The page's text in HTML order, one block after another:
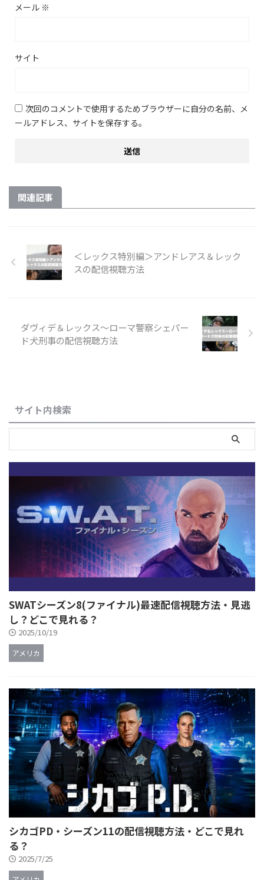
メール ※
サイト
次回のコメントで使用するためブラウザーに自分の名前、メ
ールアドレス、サイトを保存する。
関連記事
＜レックス特別編＞アンドレアス＆レック
スの配信視聴方法
ダヴィデ＆レックス～ローマ警察シェパー
ド犬刑事の配信視聴方法
サイト内検索
SWATシーズン8(ファイナル)最速配信視聴方法・見逃
し？どこで見れる？
2025/10/19
アメリカ
シカゴPD・シーズン11の配信視聴方法・どこで見れ
る？
2025/7/25